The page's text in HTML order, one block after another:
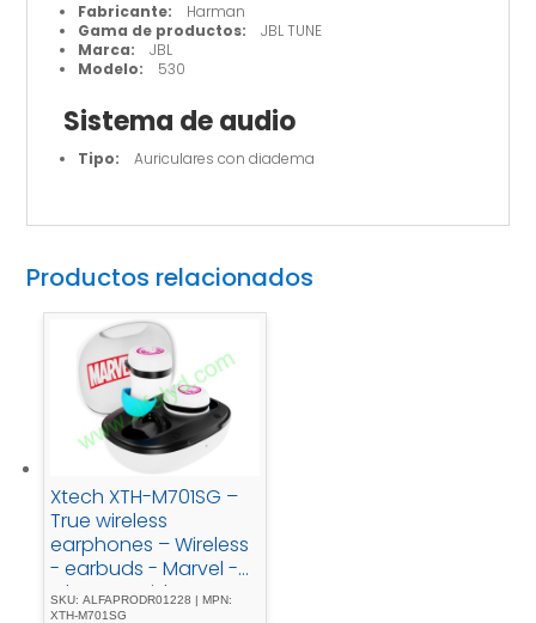
Fabricante: Harman
Gama de productos: JBL TUNE
Marca: JBL
Modelo: 530
Sistema de audio
Tipo: Auriculares con diadema
Productos relacionados
Xtech XTH-M701SG –
True wireless
earphones – Wireless
- earbuds - Marvel -
Ghost - Spider
SKU: ALFAPRODR01228 | MPN:
XTH-M701SG